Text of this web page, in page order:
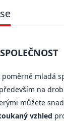
mladá
na
můžete
vzhled